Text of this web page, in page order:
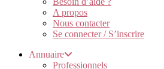
A propos
Nous contacter
Se connecter / S’inscrire
Annuaire
Professionnels